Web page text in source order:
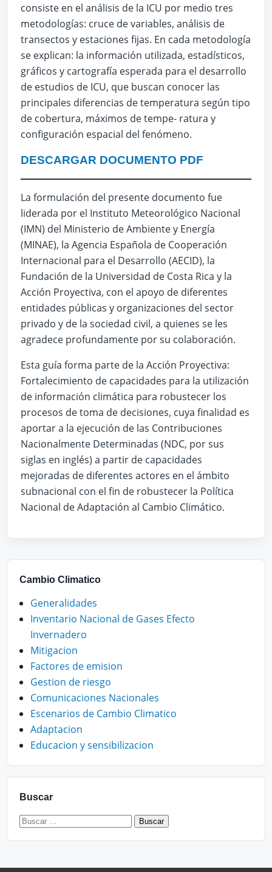
consiste en el análisis de la ICU por medio tres
metodologías: cruce de variables, análisis de
transectos y estaciones fijas. En cada metodología
se explican: la información utilizada, estadísticos,
gráficos y cartografía esperada para el desarrollo
de estudios de ICU, que buscan conocer las
principales diferencias de temperatura según tipo
de cobertura, máximos de tempe- ratura y
configuración espacial del fenómeno.
DESCARGAR DOCUMENTO PDF
La formulación del presente documento fue
liderada por el Instituto Meteorológico Nacional
(IMN) del Ministerio de Ambiente y Energía
(MINAE), la Agencia Española de Cooperación
Internacional para el Desarrollo (AECID), la
Fundación de la Universidad de Costa Rica y la
Acción Proyectiva, con el apoyo de diferentes
entidades públicas y organizaciones del sector
privado y de la sociedad civil, a quienes se les
agradece profundamente por su colaboración.
Esta guía forma parte de la Acción Proyectiva:
Fortalecimiento de capacidades para la utilización
de información climática para robustecer los
procesos de toma de decisiones, cuya finalidad es
aportar a la ejecución de las Contribuciones
Nacionalmente Determinadas (NDC, por sus
siglas en inglés) a partir de capacidades
mejoradas de diferentes actores en el ámbito
subnacional con el fin de robustecer la Política
Nacional de Adaptación al Cambio Climático.
Cambio Climatico
Generalidades
Inventario Nacional de Gases Efecto
Invernadero
Mitigacion
Factores de emision
Gestion de riesgo
Comunicaciones Nacionales
Escenarios de Cambio Climatico
Adaptacion
Educacion y sensibilizacion
Buscar
Buscar: